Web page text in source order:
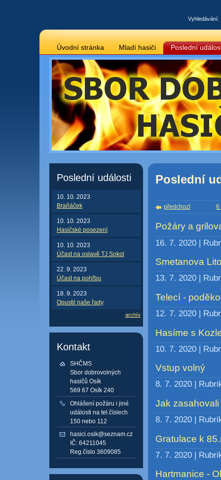
Úvodní stránka Mladí hasiči Poslední
Poslední
předchozí 6
Požáry a
16. 7. 2020 |
Smetanova
13. 7. 2020 |
Telecí -
12. 7. 2020 |
Hasíme s
10. 7. 2020 |
Vstup volný
8. 7. 2020 |
Jak
8. 7. 2020 |
Gratulace k
7. 7. 2020 |
Hartmanice -
Poslední události
10. 10. 2023
Braňáček
10. 10. 2023
Hasičské posezení
10. 10. 2023
Účast na oslavě TJ Sokol
22. 9. 2023
Účast na pohřbu
18. 9. 2023
Opustil naše řady
archív
Kontakt
SHČMS
Sbor dobrovolných
hasičů Osík
569 67 Osík 240
Ohlášení požáru i jiné
události na tel.číslech
150 nebo 112
hasici.osik@seznam.cz
IČ: 64211045
Reg.číslo 3609085
Vyhledávání: